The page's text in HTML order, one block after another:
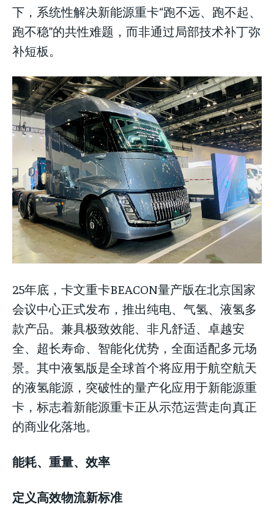
下，系统性解决新能源重卡“跑不远、跑不起、
跑不稳”的共性难题，而非通过局部技术补丁弥
补短板。
25年底，卡文重卡BEACON量产版在北京国家
会议中心正式发布，推出纯电、气氢、液氢多
款产品。兼具极致效能、非凡舒适、卓越安
全、超长寿命、智能化优势，全面适配多元场
景。其中液氢版是全球首个将应用于航空航天
的液氢能源，突破性的量产化应用于新能源重
卡，标志着新能源重卡正从示范运营走向真正
的商业化落地。
能耗、重量、效率
定义高效物流新标准